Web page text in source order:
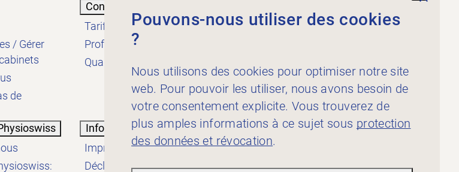
/ Gérer
de
Connaissances
Tarifs
Profession
Qualité
À l’intention des
publicateur·rice·s
Informations
Impressum
Déclaration de protection des
Pouvons-nous utiliser des cookies
?
Nous utilisons des cookies pour optimiser notre site
web. Pour pouvoir les utiliser, nous avons besoin de
votre consentement explicite. Vous trouverez de
plus amples informations à ce sujet sous protection
des données et révocation.